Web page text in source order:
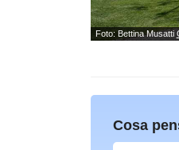
Foto: Bettina Musatti
Cosa